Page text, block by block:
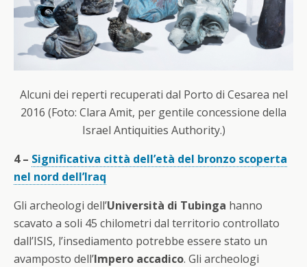
Alcuni dei reperti recuperati dal Porto di Cesarea nel
2016 (Foto: Clara Amit, per gentile concessione della
Israel Antiquities Authority.)
4 – Significativa città dell’età del bronzo scoperta
nel nord dell’Iraq
Gli archeologi dell’Università di Tubinga hanno
scavato a soli 45 chilometri dal territorio controllato
dall’ISIS, l’insediamento potrebbe essere stato un
avamposto dell’Impero accadico. Gli archeologi